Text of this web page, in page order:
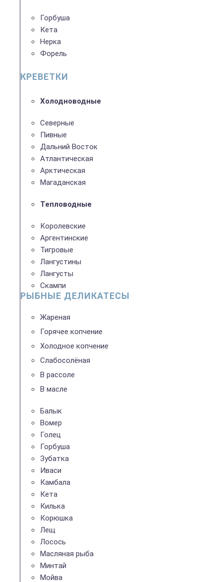
Горбуша
Кета
Нерка
Форель
КРЕВЕТКИ
Холодноводные
Северные
Пивные
Дальний Восток
Атлантическая
Арктическая
Магаданская
Тепловодные
Королевские
Аргентинские
Тигровые
Лангустины
Лангусты
Скампи
РЫБНЫЕ ДЕЛИКАТЕСЫ
Жареная
Горячее копчение
Холодное копчение
Слабосолёная
В рассоле
В масле
Балык
Вомер
Голец
Горбуша
Зубатка
Иваси
Камбала
Кета
Килька
Корюшка
Лещ
Лосось
Масляная рыба
Минтай
Мойва